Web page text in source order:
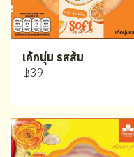
เค้กนุ่ม รสส้ม
฿39